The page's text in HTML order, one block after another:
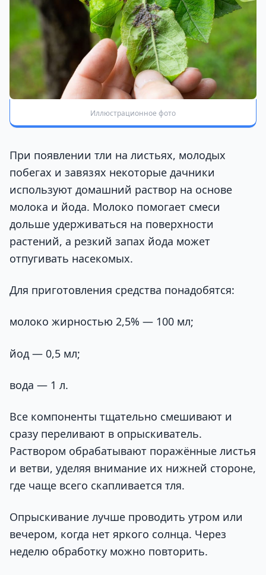
Иллюстрационное фото
При появлении тли на листьях, молодых
побегах и завязях некоторые дачники
используют домашний раствор на основе
молока и йода. Молоко помогает смеси
дольше удерживаться на поверхности
растений, а резкий запах йода может
отпугивать насекомых.
Для приготовления средства понадобятся:
молоко жирностью 2,5% — 100 мл;
йод — 0,5 мл;
вода — 1 л.
Все компоненты тщательно смешивают и
сразу переливают в опрыскиватель.
Раствором обрабатывают поражённые листья
и ветви, уделяя внимание их нижней стороне,
где чаще всего скапливается тля.
Опрыскивание лучше проводить утром или
вечером, когда нет яркого солнца. Через
неделю обработку можно повторить.